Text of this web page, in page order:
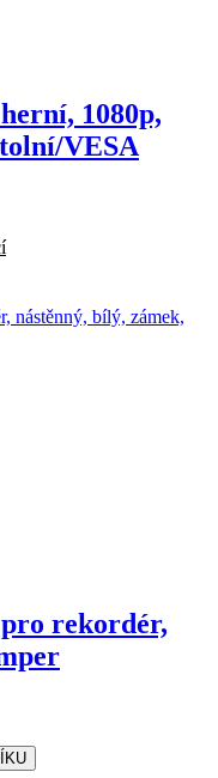
1080p,
VESA
rekordér,